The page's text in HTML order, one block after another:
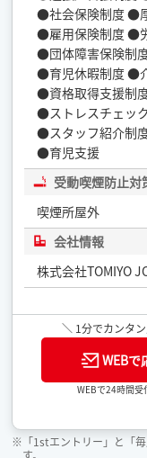
●社会保険制度 ●
●雇用保険制度 ●
●団体障害保険制
●育児休暇制度 ●
●資格取得支援制
●ストレスチェッ
●スタッフ紹介制
●育児支援
受動喫煙防止対
喫煙所屋外
会社情報
株式会社TOMIYO
＼ 1分でカンタ
WEBで
WEBで24時間受
※「1stエントリー」と「